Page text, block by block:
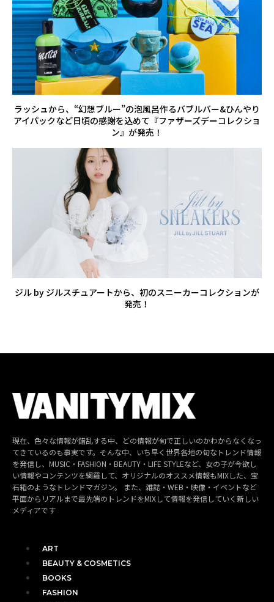
ラッシュから、“幻想ブルー”の泡風呂作るバブルバー&ひんやり
アイパックなど日頃の感謝を込めて『ファザーズデーコレクショ
ン』が発売！
ジル by ジルスチュアートから、初のスニーカーコレクションが
発売！
現在、色々な情報が錯乱する中、どの情報が旬で正しいのかわからなくなっ
てきているのも事実です。そんな中、いち早く世界各地の旬なトレンド情報
を発信し、MUSIC・FASHION・BEAUTY・LIFE STYLEなど、女の子が今欲し
い情報やコンテンツを網羅して、オリジナルのオススメ情報もMIXした、宝
石箱のようなトレンドマガジン。 また、雑誌・WEB・映像・イベントなど
平面からリアルまで最先端のトレンドをMIXして情報を発信していく新しい
メディアです
ART
BEAUTY & COSMETICS
BOOKS
FASHION